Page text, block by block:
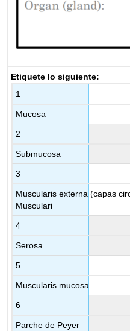
Etiquete lo siguiente:
1
Mucosa
2
Submucosa
3
Muscularis externa (capas
Musculari
4
Serosa
5
Muscularis mucosa
6
Parche de Peyer